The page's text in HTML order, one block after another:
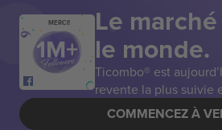
MERCI! Le marché
le monde.
Ticombo® est
revente la plus suivie
COMMENCEZ À